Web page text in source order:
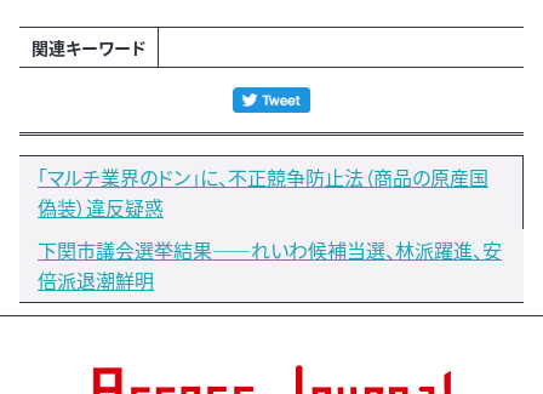
関連キーワード
「マルチ業界のドン」に、不正競争防止法（商品の原産国
偽装）違反疑惑
下関市議会選挙結果――れいわ候補当選、林派躍進、安
倍派退潮鮮明